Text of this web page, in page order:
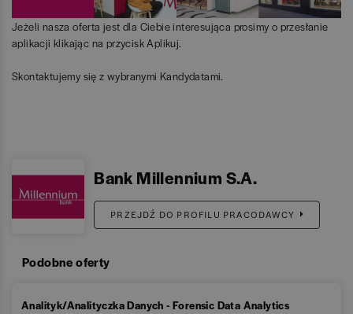
Jeżeli nasza oferta jest dla Ciebie interesująca prosimy o przesłanie
aplikacji klikając na przycisk Aplikuj.
Skontaktujemy się z wybranymi Kandydatami.
Bank Millennium S.A.
PRZEJDŹ DO PROFILU PRACODAWCY
Podobne oferty
Analityk/Analityczka Danych - Forensic Data Analytics